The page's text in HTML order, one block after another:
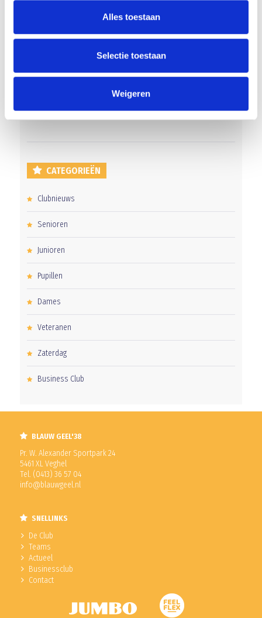
Alles toestaan
Selectie toestaan
Weigeren
‘Méér kansen voor de eigen jeugd’
Groot onderhoud op ons sportpark
Gelijkspel in eerste oefenwedstrijd tweede blok
Uitnodiging voor de EXTRA Algemene Ledenvergadering
CATEGORIEËN
Clubnieuws
Senioren
Junioren
Pupillen
Dames
Veteranen
Zaterdag
Business Club
BLAUW GEEL'38
Pr. W. Alexander Sportpark 24
5461 XL Veghel
Tel. (0413) 36 57 04
info@blauwgeel.nl
SNELLINKS
De Club
Teams
Actueel
Businessclub
Contact